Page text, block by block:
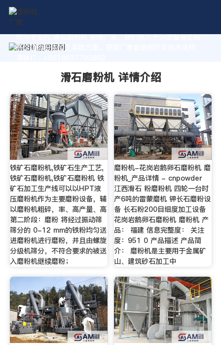
作为专业的 滑石磨粉机 制造厂家，我们致力于为您量身定制
高价值的粉体加工系统方案。获取厂家直销报价及技术支持，
滑石磨粉机 详情介绍
铁矿石磨粉机,铁矿石生产工艺,
铁矿石磨粉机,铁矿石磨粉机 铁
矿石加工生产线可以以HPT液
压磨粉机作为主要磨粉设备，辅
以磨粉机粗碎，率、高产量、高
第二阶段：磨粉 将经过振动筛
筛分的 0-12 mm的铁粉均匀送
进磨粉机进行磨粉，并且由螺旋
分级机筛分，不符合要求的被送
入磨粉机继续磨粉；
磨粉机-花岗岩鹅卵石磨粉机 磨
粉机_产品详情 - cnpowder
江西滑石 粉磨粉机 四轮一台时
产6吨的雷蒙磨机 钾长石磨粉设
备 长石粉200目细度加工设备
花岗岩鹅卵石磨粉机 磨粉机 产
品： 福建 信息完整度： 关注
度：951 0 产品描述 产品简
介： 磨粉机是主要用于金属矿
山、建筑砂石加工中